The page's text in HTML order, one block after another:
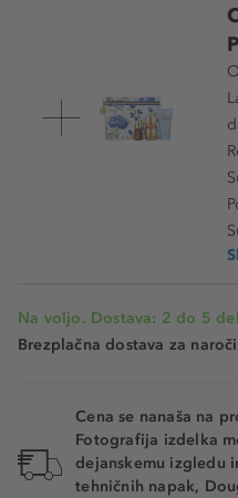
Na voljo. Dostava: 2 do 5
Brezplačna dostava za
Cena se nanaša na
Fotografija izdelka
dejanskemu izgledu
tehničnih napak,